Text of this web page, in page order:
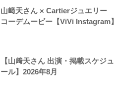
山﨑天さん × Cartierジュエリー
コーデムービー【ViVi Instagram】
【山﨑天さん 出演・掲載スケジュ
ール】2026年8月